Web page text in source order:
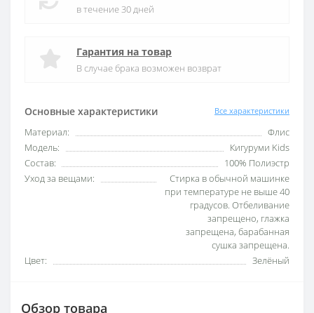
Основные характеристики Все характеристики
Материал:
Флис
Модель:
Кигуруми Kids
Состав:
100% Полиэстр
Уход за вещами:
Стирка в обычной машинке
при температуре не выше 40
градусов. Отбеливание
запрещено, глажка
запрещена, барабанная
сушка запрещена.
Цвет:
Зелёный
в течение 30 дней
Гарантия на товар
В случае брака возможен возврат
Обзор товара